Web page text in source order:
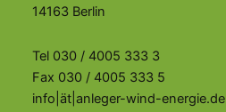
14163 Berlin
Tel 030 / 4005 333 3
Fax 030 / 4005 333 5
info|ät|anleger-wind-energie.de